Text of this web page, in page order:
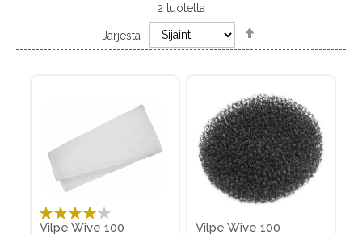
2 tuotetta
Järjestä
Arvosana:
Vilpe Wive 100 Vilpe Wive 100